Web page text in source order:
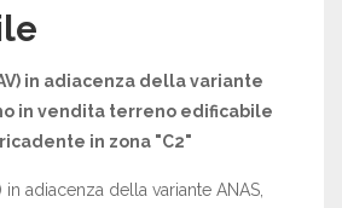
in adiacenza della variante
in vendita terreno edificabile
in zona "C2"
adiacenza della variante ANAS,